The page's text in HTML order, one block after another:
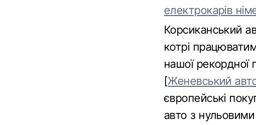
електрокарів
Корсиканський
котрі
нашої рекордної
[Женевський
європейські
авто з